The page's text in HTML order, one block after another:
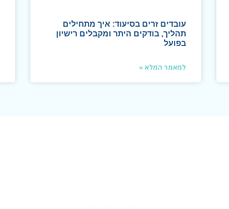
עובדים זרים בסיעוד: איך מתחילים
תהליך, בודקים היתר ומקבלים רישיון
בפועל
למאמר המלא »